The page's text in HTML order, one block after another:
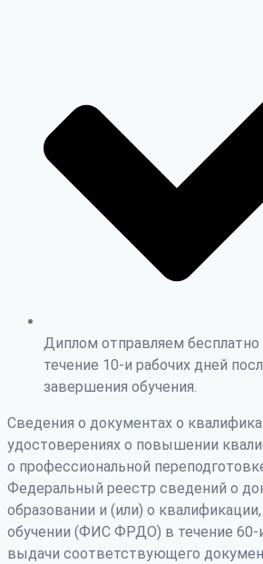
Диплом отправляем
течение 10-и рабочих дней
завершения обучения.
Сведения о документах о
удостоверениях о повышении
о профессиональной
Федеральный реестр сведений о
образовании и (или) о
обучении (ФИС ФРДО) в течение 60-
выдачи соответствующего